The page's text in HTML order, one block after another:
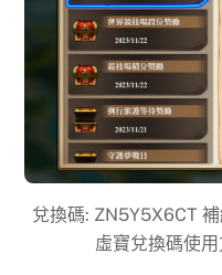
兌換碼: ZN5Y5X6CT
虛寶兌換碼使